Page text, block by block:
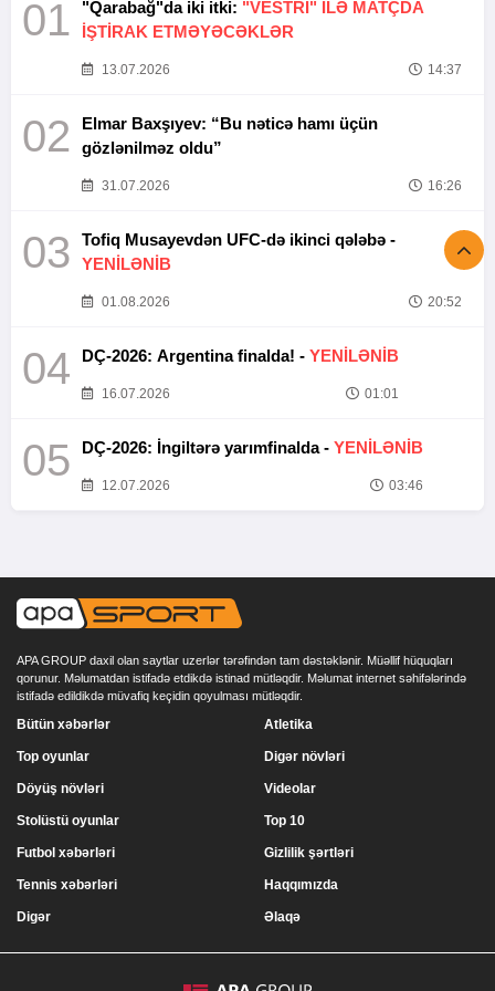
01 "Qarabağ"da iki itki: "VESTRİ" İLƏ MATÇDA
İŞTİRAK ETMƏYƏCƏKLƏR
13.07.2026 14:37
02
Elmar Baxşıyev: “Bu nəticə hamı üçün
gözlənilməz oldu”
31.07.2026 16:26
03
Tofiq Musayevdən UFC-də ikinci qələbə -
YENİLƏNİB
01.08.2026 20:52
04 DÇ-2026: Argentina finalda! - YENİLƏNİB
16.07.2026 01:01
05 DÇ-2026: İngiltərə yarımfinalda - YENİLƏNİB
12.07.2026 03:46
APA GROUP daxil olan saytlar uzerlər tərəfindən tam dəstəklənir. Müəllif hüquqları
qorunur. Məlumatdan istifadə etdikdə istinad mütləqdir. Məlumat internet səhifələrində
istifadə edildikdə müvafiq keçidin qoyulması mütləqdir.
Bütün xəbərlər
Top oyunlar
Döyüş növləri
Stolüstü oyunlar
Atletika
Digər növləri
Videolar
Top 10
Futbol xəbərləri
Tennis xəbərləri
Digər
Gizlilik şərtləri
Haqqımızda
Əlaqə